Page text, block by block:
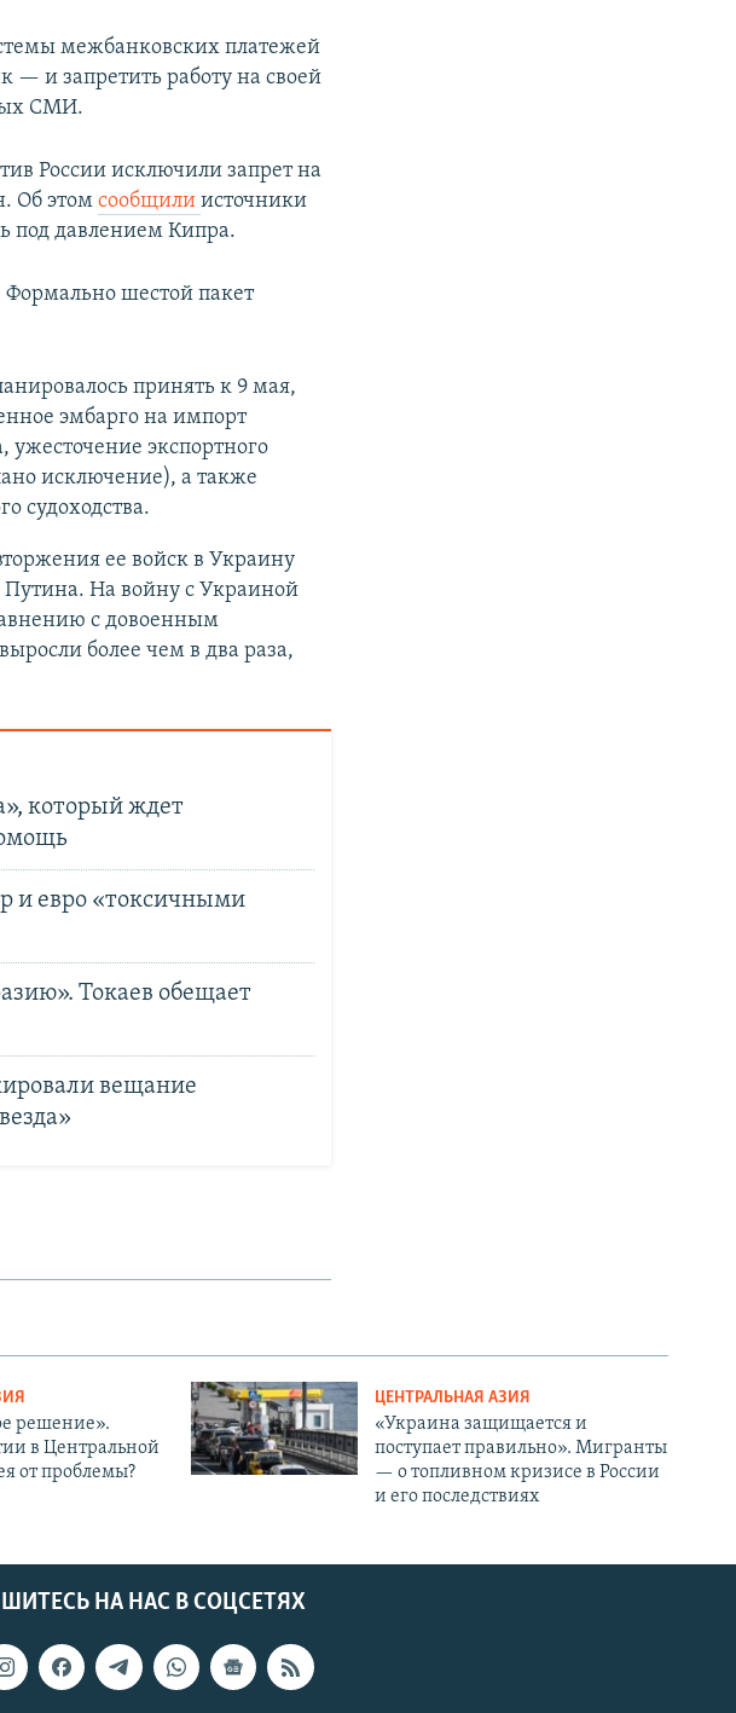
межбанковских платежей
и запретить работу на своей
СМИ.
России исключили запрет на
Об этомсообщилиисточники
под давлением Кипра.
Формально шестой пакет
принять к 9 мая,
эмбарго на импорт
экспортного
исключение), а также
судоходства.
ее войск в Украину
Путина. На войну с Украиной
с довоенным
более чем в два раза,
который ждет
и евро «токсичными
Токаев обещает
вещание
решение».
в Центральной
от проблемы?
ЦЕНТРАЛЬНАЯ АЗИЯ
«Украина защищается и
поступает правильно». Мигранты
— о топливном кризисе в России
и его последствиях
НА НАС В СОЦСЕТЯХ